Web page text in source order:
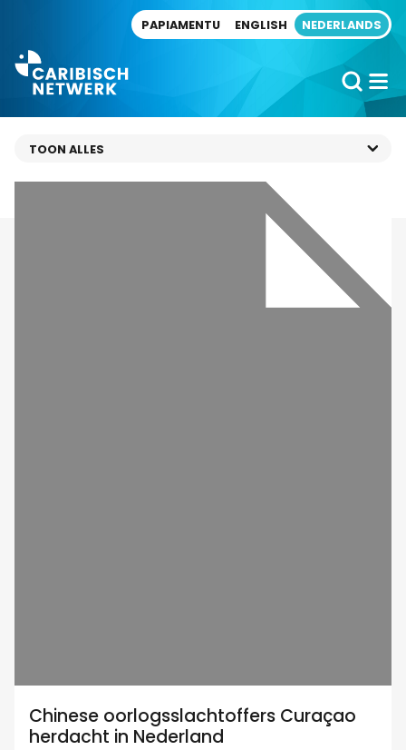
PAPIAMENTU ENGLISH NEDERLANDS
Chinese oorlogsslachtoffers Curaçao
herdacht in Nederland